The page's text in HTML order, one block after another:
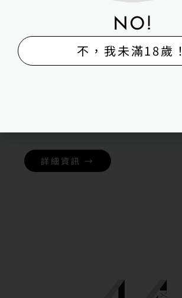
詳細資訊 →
NO!
不，我未滿18歲！